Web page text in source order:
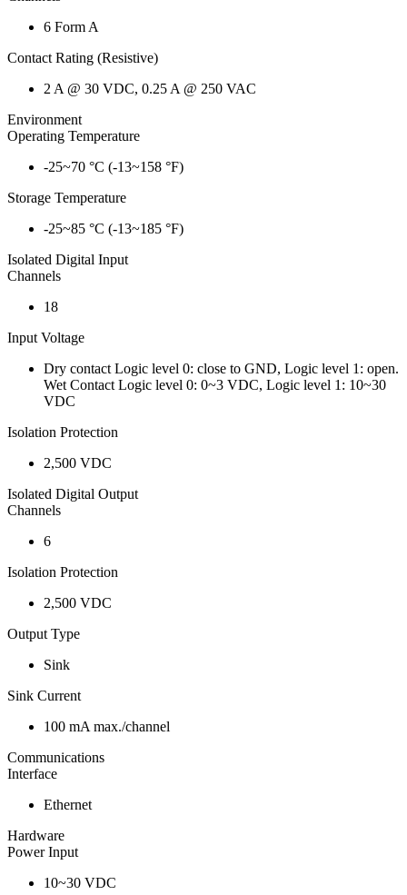
6 Form A
Contact Rating (Resistive)
2 A @ 30 VDC, 0.25 A @ 250 VAC
Environment
Operating Temperature
-25~70 °C (-13~158 °F)
Storage Temperature
-25~85 °C (-13~185 °F)
Isolated Digital Input
Channels
18
Input Voltage
Dry contact Logic level 0: close to GND, Logic level 1: open.
Wet Contact Logic level 0: 0~3 VDC, Logic level 1: 10~30
VDC
Isolation Protection
2,500 VDC
Isolated Digital Output
Channels
6
Isolation Protection
2,500 VDC
Output Type
Sink
Sink Current
100 mA max./channel
Communications
Interface
Ethernet
Hardware
Power Input
10~30 VDC